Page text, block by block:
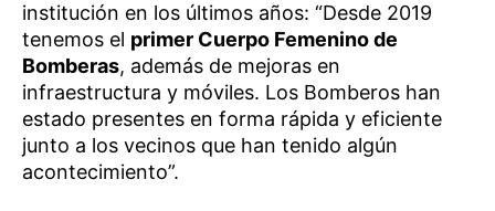
institución en los últimos años: “Desde 2019
tenemos el primer Cuerpo Femenino de
Bomberas, además de mejoras en
infraestructura y móviles. Los Bomberos han
estado presentes en forma rápida y eficiente
junto a los vecinos que han tenido algún
acontecimiento”.